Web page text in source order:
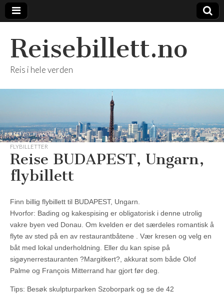
Reisebillett.no
Reis i hele verden
FLYBILLETTER
Reise BUDAPEST, Ungarn,
flybillett
Finn billig flybillett til BUDAPEST, Ungarn.
Hvorfor: Bading og kakespising er obligatorisk i denne utrolig
vakre byen ved Donau. Om kvelden er det særdeles romantisk å
flyte av sted på en av restaurantbåtene . Vær kresen og velg en
båt med lokal underholdning. Eller du kan spise på
sigøynerrestauranten ?Margitkert?, akkurat som både Olof
Palme og François Mitterrand har gjort før deg.
Tips: Besøk skulpturparken Szoborpark og se de 42